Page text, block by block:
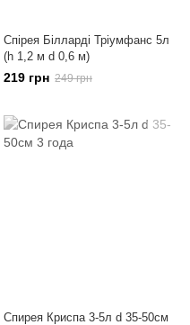
Спірея Білларді Тріумфанс 5л
(h 1,2 м d 0,6 м)
219 грн 249 грн
Спирея Криспа 3-5л d 35-50см